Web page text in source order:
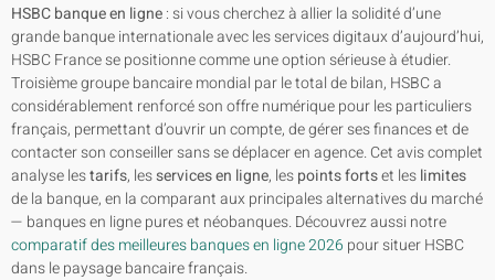
HSBC banque en ligne: si vous cherchez à allier la solidité d’une
grande banque internationale avec les services digitaux d’aujourd’hui,
HSBC France se positionne comme une option sérieuse à étudier.
Troisième groupe bancaire mondial par le total de bilan, HSBC a
considérablement renforcé son offre numérique pour les particuliers
français, permettant d’ouvrir un compte, de gérer ses finances et de
contacter son conseiller sans se déplacer en agence. Cet avis complet
analyse lestarifs, lesservices en ligne, lespoints fortset leslimites
de la banque, en la comparant aux principales alternatives du marché
— banques en ligne pures et néobanques. Découvrez aussi notre
comparatif des meilleures banques en ligne 2026 pour situer HSBC
dans le paysage bancaire français.